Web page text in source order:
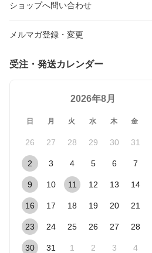
ショップへ問い合わせ
メルマガ登録・変更
受注・発送カレンダー
2026年8月
日 月 火 水 木 金
26 27 28 29 30 31
2 3 4 5 6 7
9 10 11 12 13 14
16 17 18 19 20 21
23 24 25 26 27 28
30 31 1 2 3 4